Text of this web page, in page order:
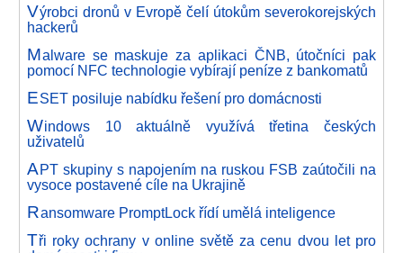
Výrobci dronů v Evropě čelí útokům severokorejských
hackerů
Malware se maskuje za aplikaci ČNB, útočníci pak
pomocí NFC technologie vybírají peníze z bankomatů
ESET posiluje nabídku řešení pro domácnosti
Windows 10 aktuálně využívá třetina českých
uživatelů
APT skupiny s napojením na ruskou FSB zaútočili na
vysoce postavené cíle na Ukrajině
Ransomware PromptLock řídí umělá inteligence
Tři roky ochrany v online světě za cenu dvou let pro